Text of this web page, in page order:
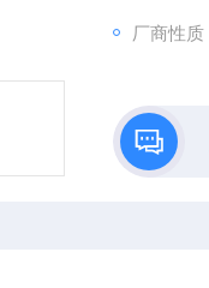
厂商性质